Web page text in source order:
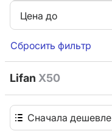
Цена до
Сбросить фильтр
Lifan X50
Сначала дешевле